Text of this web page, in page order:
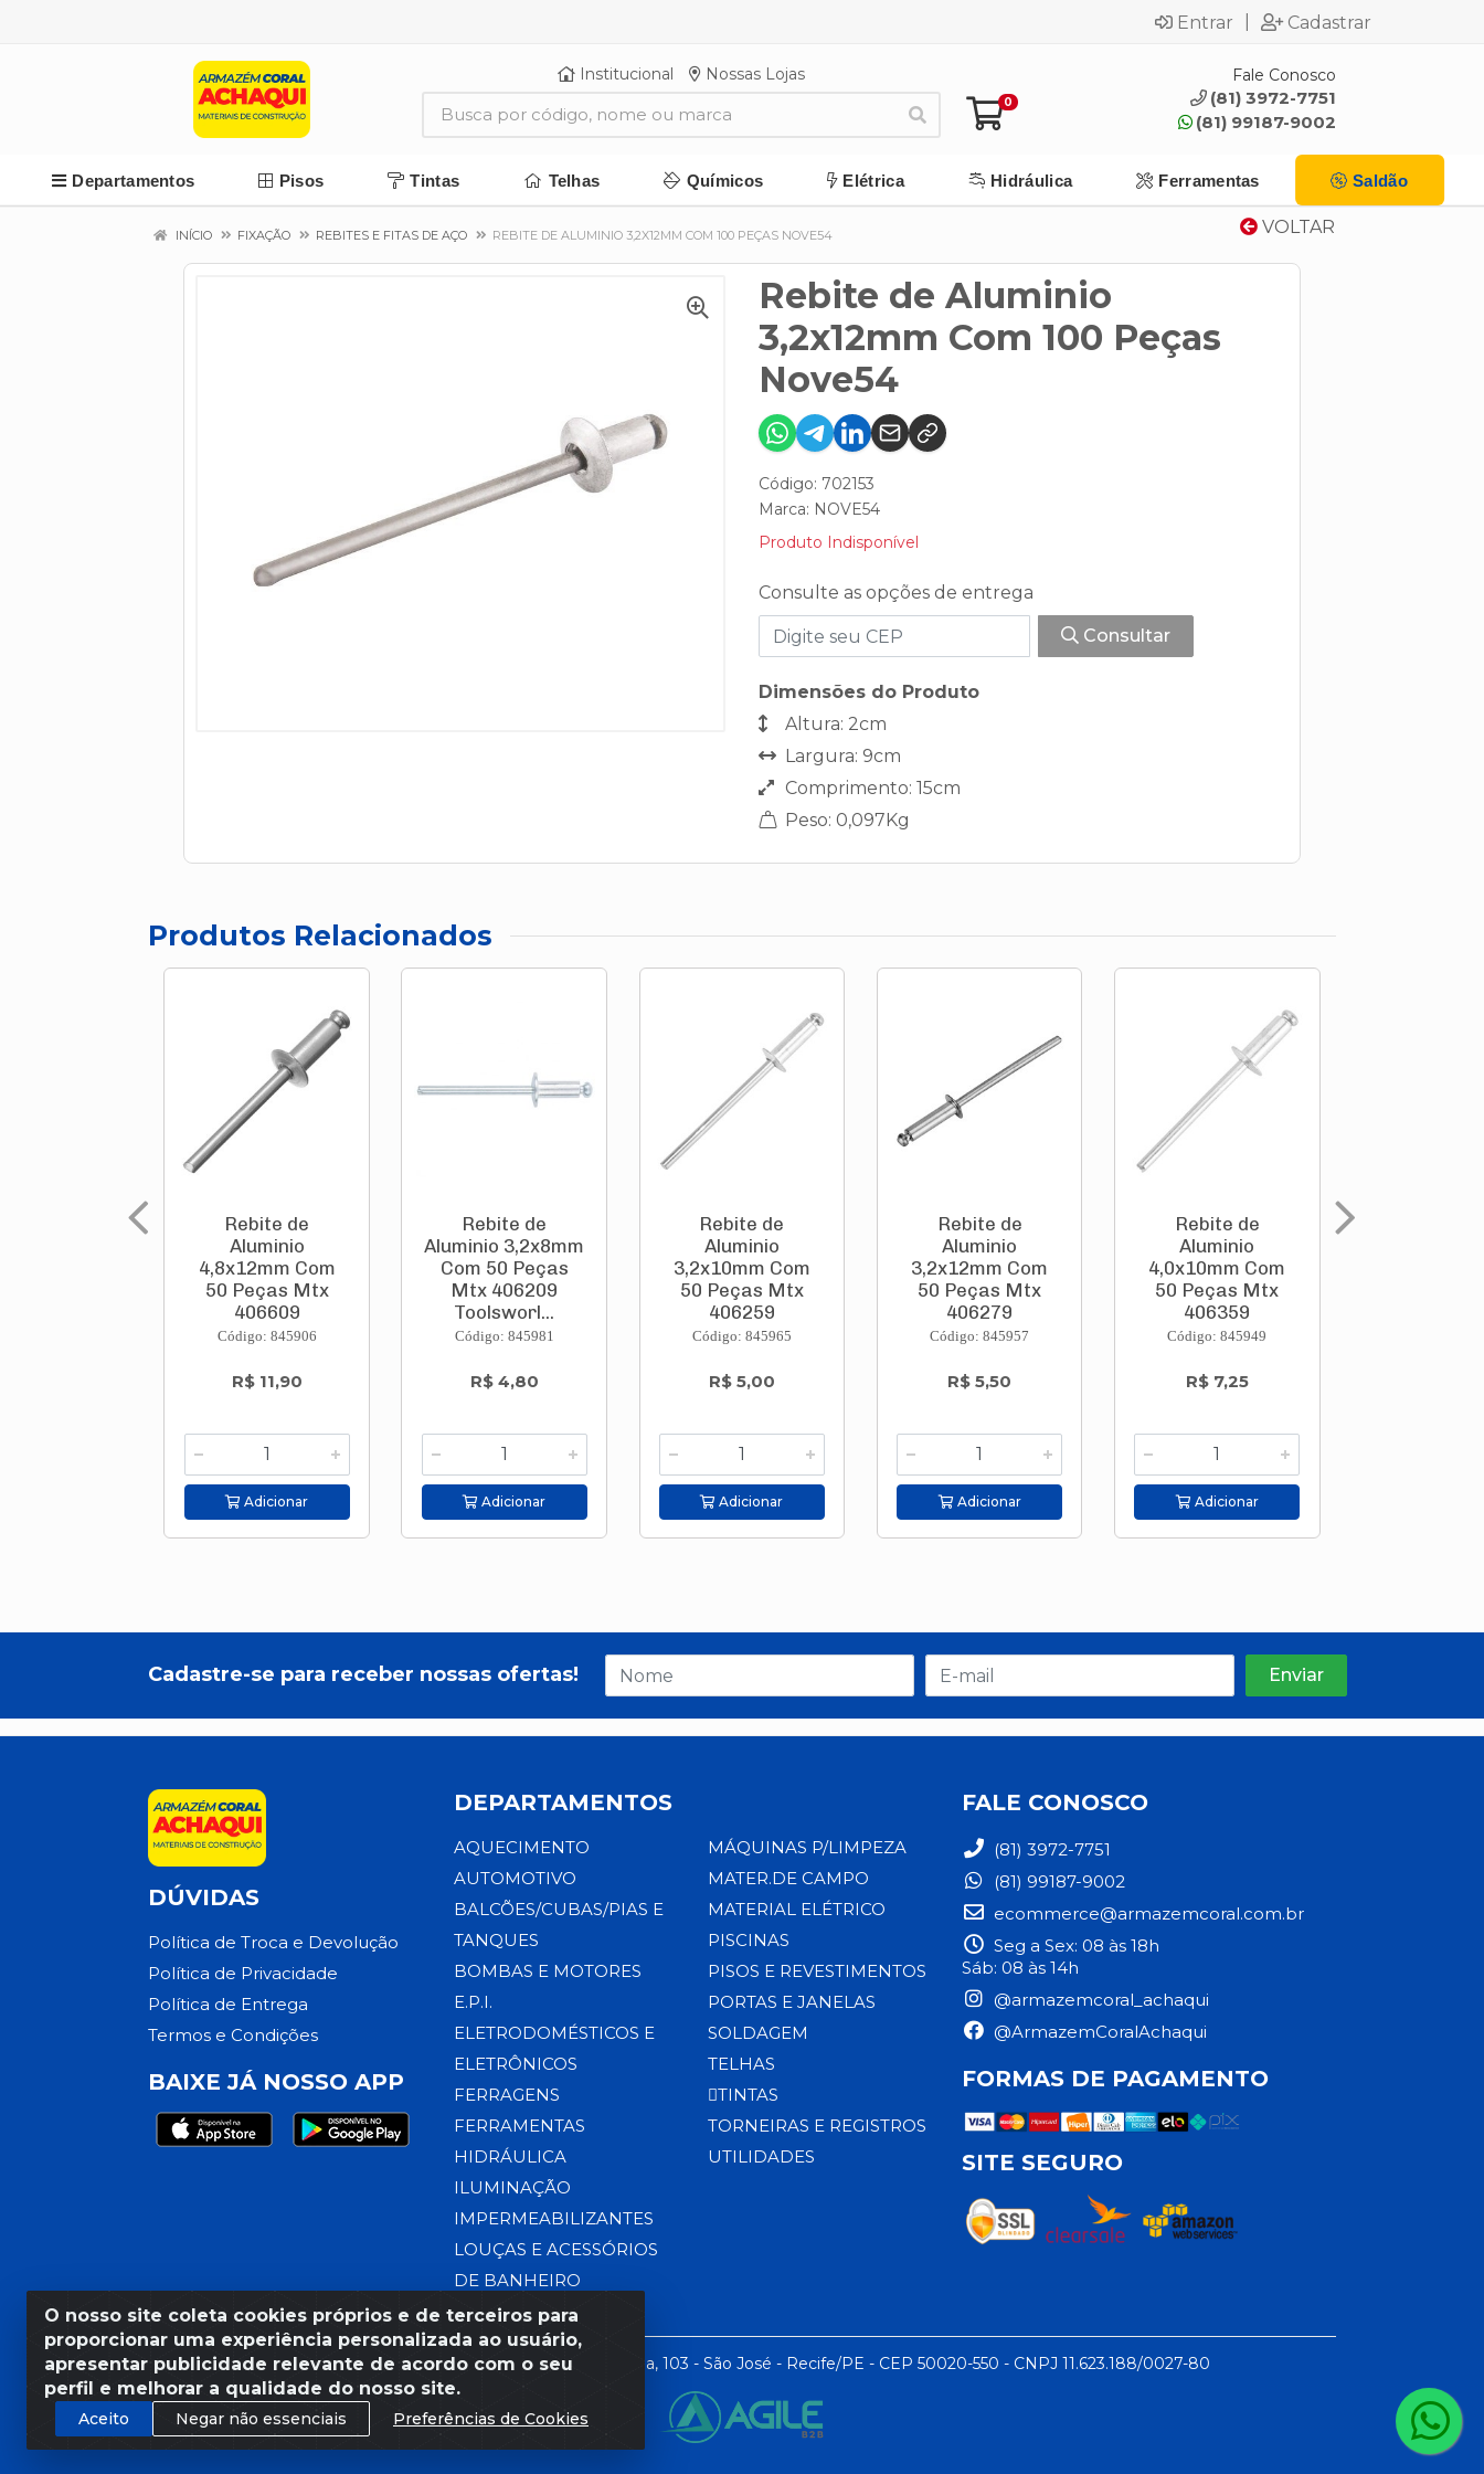
Entrar Cadastrar
Institucional Nossas Lojas
0
Fale Conosco
(81) 3972-7751
(81) 99187-9002
Departamentos Pisos Tintas Telhas Químicos Elétrica Hidráulica Ferramentas Saldão
VOLTAR
INÍCIO FIXAÇÃO REBITES E FITAS DE AÇO REBITE DE ALUMINIO 3,2X12MM COM 100 PEÇAS NOVE54
Rebite de Aluminio
3,2x12mm Com 100 Peças
Nove54
Código: 702153
Marca: NOVE54
Produto Indisponível
Consulte as opções de entrega
Consultar
Dimensões do Produto
Altura: 2cm
Largura: 9cm
Comprimento: 15cm
Peso: 0,097Kg
Produtos Relacionados
Rebite de
Aluminio
4,8x12mm Com
50 Peças Mtx
406609
Toolswor...
Código: 845906
R$ 11,90
Adicionar
Rebite de
Aluminio 3,2x8mm
Com 50 Peças
Mtx 406209
Toolsworl...
Código: 845981
R$ 4,80
Adicionar
Rebite de
Aluminio
3,2x10mm Com
50 Peças Mtx
406259
Toolswor...
Código: 845965
R$ 5,00
Adicionar
Rebite de
Aluminio
3,2x12mm Com
50 Peças Mtx
406279
Toolswor...
Código: 845957
R$ 5,50
Adicionar
Rebite de
Aluminio
4,0x10mm Com
50 Peças Mtx
406359
Toolswor...
Código: 845949
R$ 7,25
Adicionar
O nosso site coleta cookies próprios e de terceiros para
proporcionar uma experiência personalizada ao usuário,
apresentar publicidade relevante de acordo com o seu
perfil e melhorar a qualidade do nosso site.
Aceito Negar não essenciais Preferências de Cookies
Cadastre-se para receber nossas ofertas!
DÚVIDAS
Política de Troca e Devolução
Política de Privacidade
Política de Entrega
Termos e Condições
BAIXE JÁ NOSSO APP
DEPARTAMENTOS
AQUECIMENTO
AUTOMOTIVO
BALCÕES/CUBAS/PIAS E
TANQUES
BOMBAS E MOTORES
E.P.I.
ELETRODOMÉSTICOS E
ELETRÔNICOS
FERRAGENS
FERRAMENTAS
HIDRÁULICA
ILUMINAÇÃO
IMPERMEABILIZANTES
LOUÇAS E ACESSÓRIOS
DE BANHEIRO
MÁQUINAS P/LIMPEZA
MATER.DE CAMPO
MATERIAL ELÉTRICO
PISCINAS
PISOS E REVESTIMENTOS
PORTAS E JANELAS
SOLDAGEM
TELHAS
TINTAS
TORNEIRAS E REGISTROS
UTILIDADES
FALE CONOSCO
(81) 3972-7751
(81) 99187-9002
ecommerce@armazemcoral.com.br
Seg a Sex: 08 às 18h
Sáb: 08 às 14h
@armazemcoral_achaqui
@ArmazemCoralAchaqui
FORMAS DE PAGAMENTO
SITE SEGURO
Razão Social: Armazém Coral LTDA - Rua da Praia, 103 - São José - Recife/PE - CEP 50020-550 - CNPJ 11.623.188/0027-80